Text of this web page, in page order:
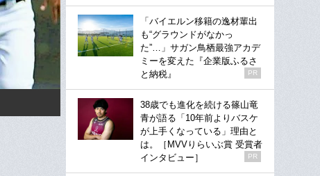
「バイエルン移籍の逸材輩出
も“グラウンドがなかっ
た”…」サガン鳥栖最強アカデ
ミーを変えた『企業版ふるさ
と納税』
PR
38歳でも進化を続ける篠山竜
青が語る「10年前よりバスケ
が上手くなっている」理由と
は。［MVVりらいぶ賞 受賞者
インタビュー］
PR